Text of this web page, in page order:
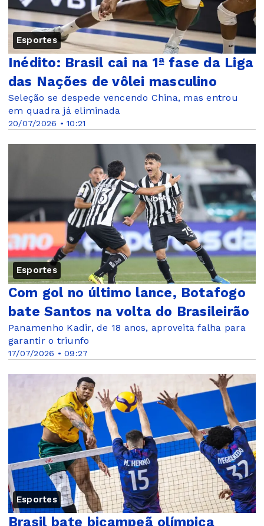
Esportes
20/07/2026 • 10:21
Inédito: Brasil cai na 1ª fase da Liga
das Nações de vôlei masculino
Seleção se despede vencendo China, mas entrou
em quadra já eliminada
Esportes
17/07/2026 • 09:27
Com gol no último lance, Botafogo
bate Santos na volta do Brasileirão
Panamenho Kadir, de 18 anos, aproveita falha para
garantir o triunfo
Esportes
Brasil bate bicampeã olímpica